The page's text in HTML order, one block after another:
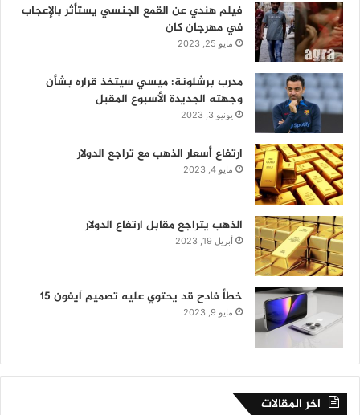
فيلم هندي عن القمع الجنسي يستأثر بالإعجاب
في مهرجان كان
مايو 25, 2023
مدرب برشلونة: ميسي سيتخذ قراره بشأن
وجهته الجديدة الأسبوع المقبل
يونيو 3, 2023
ارتفاع أسعار الذهب مع تراجع الدولار
مايو 4, 2023
الذهب يتراجع مقابل ارتفاع الدولار
أبريل 19, 2023
خطأ فادح قد يحتوي عليه تصميم آيفون 15
مايو 9, 2023
اخر المقالات